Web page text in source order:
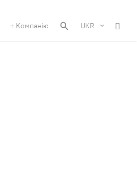
Компанію UKR